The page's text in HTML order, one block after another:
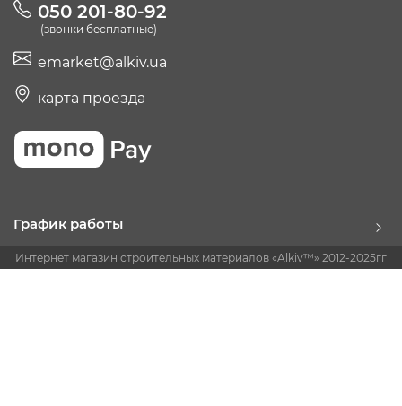
050 201-80-92
(звонки бесплатные)
emarket@alkiv.ua
карта проезда
График работы
Интернет магазин строительных материалов «Alkiv™» 2012-2025гг